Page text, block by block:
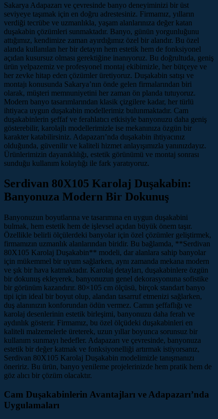
Sakarya Adapazarı ve çevresinde banyo deneyiminizi bir üst
seviyeye taşımak için en doğru adrestesiniz. Firmamız, yılların
verdiği tecrübe ve uzmanlıkla, yaşam alanlarınıza değer katan
duşakabin çözümleri sunmaktadır. Banyo, günün yorgunluğunu
attığımız, kendimize zaman ayırdığımız özel bir alandır. Bu özel
alanda kullanılan her bir detayın hem estetik hem de fonksiyonel
açıdan kusursuz olması gerektiğine inanıyoruz. Bu doğrultuda, geniş
ürün yelpazemiz ve profesyonel montaj ekibimizle, her bütçeye ve
her zevke hitap eden çözümler üretiyoruz. Duşakabin satışı ve
montajı konusunda Sakarya’nın önde gelen firmalarından biri
olarak, müşteri memnuniyetini her zaman ön planda tutuyoruz.
Modern banyo tasarımlarından klasik çizgilere kadar, her türlü
ihtiyaca uygun duşakabin modellerimiz bulunmaktadır. Cam
duşakabinlerin şeffaf ve ferahlatıcı etkisiyle banyonuzu daha geniş
gösterebilir, karolajlı modellerimizle ise mekanınıza özgün bir
karakter katabilirsiniz. Adapazarı’nda duşakabin ihtiyacınız
olduğunda, güvenilir ve kaliteli hizmet anlayışımızla yanınızdayız.
Ürünlerimizin dayanıklılığı, estetik görünümü ve montaj sonrası
sunduğu kullanım kolaylığı ile fark yaratıyoruz.
Serdivan 80X105 Karolaj Duşakabin:
Banyonuza Modern Bir Dokunuş
Banyonuzun boyutlarına ve tasarımına en uygun duşakabini
bulmak, hem estetik hem de işlevsel açıdan büyük önem taşır.
Özellikle belirli ölçülerdeki banyolar için özel çözümler geliştirmek,
firmamızın uzmanlık alanlarından biridir. Bu bağlamda, **Serdivan
80X105 Karolaj Duşakabin** modeli, dar alanlara sahip banyolar
için mükemmel bir uyum sağlarken, aynı zamanda mekana modern
ve şık bir hava katmaktadır. Karolaj detayları, duşakabinlere özgün
bir dokunuş ekleyerek, banyonuzun genel dekorasyonuna sofistike
bir görünüm kazandırır. 80×105 cm ölçüsü, birçok standart banyo
tipi için ideal bir boyut olup, alandan tasarruf etmenizi sağlarken,
duş alanınızın konforundan ödün vermez. Camın şeffaflığı ve
karolaj desenlerinin estetik birleşimi, banyonuzu daha ferah ve
aydınlık gösterir. Firmamız, bu özel ölçüdeki duşakabinleri en
kaliteli malzemelerle üreterek, uzun yıllar boyunca sorunsuz bir
kullanım sunmayı hedefler. Adapazarı ve çevresinde, banyonuza
estetik bir değer katmak ve fonksiyonelliği artırmak istiyorsanız,
Serdivan 80X105 Karolaj Duşakabin modelimizle tanışmanızı
öneririz. Bu ürün, banyo yenileme projelerinizde hem pratik hem de
göz alıcı bir çözüm olacaktır.
Cam Duşakabinlerin Avantajları ve Adapazarı’nda
Uygulamaları